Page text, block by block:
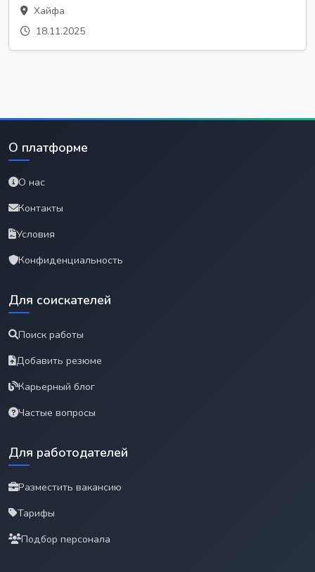
Хайфа
18.11.2025
О платформе
О нас
Контакты
Условия
Конфиденциальность
Для соискателей
Поиск работы
Добавить резюме
Карьерный блог
Частые вопросы
Для работодателей
Разместить вакансию
Тарифы
Подбор персонала